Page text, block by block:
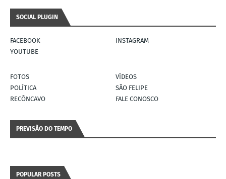
SOCIAL PLUGIN
FACEBOOK
INSTAGRAM
YOUTUBE
FOTOS
VÍDEOS
POLÍTICA
SÃO FELIPE
RECÔNCAVO
FALE CONOSCO
PREVISÃO DO TEMPO
POPULAR POSTS